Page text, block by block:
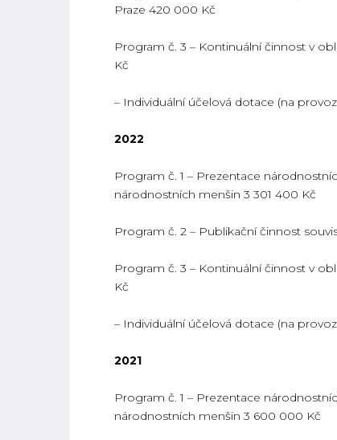
Praze 420 000 Kč
Program č. 3 – Kontinuální činnost v
Kč
– Individuální účelová dotace (na
2022
Program č. 1 – Prezentace
národnostních menšin 3 301 400 Kč
Program č. 2 – Publikační činnost
Program č. 3 – Kontinuální činnost v
Kč
– Individuální účelová dotace (na
2021
Program č. 1 – Prezentace
národnostních menšin 3 600 000 Kč